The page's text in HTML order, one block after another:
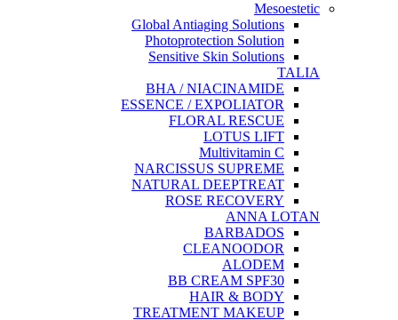
Mesoestetic
Global Antiaging Solutions
Photoprotection Solution
Sensitive Skin Solutions
TALIA
BHA / NIACINAMIDE
ESSENCE / EXPOLIATOR
FLORAL RESCUE
LOTUS LIFT
Multivitamin C
NARCISSUS SUPREME
NATURAL DEEPTREAT
ROSE RECOVERY
ANNA LOTAN
BARBADOS
CLEANOODOR
ALODEM
BB CREAM SPF30
HAIR & BODY
TREATMENT MAKEUP